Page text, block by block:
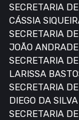
SECRETARIA
CÁSSIA
SECRETARIA
JOÃO
SECRETARIA
LARISSA
SECRETARIA
DIEGO DA
SECRETARIA